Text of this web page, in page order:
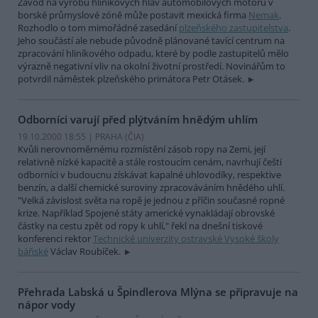
borské průmyslové zóně může postavit mexická firma Nemak.
Rozhodlo o tom mimořádné zasedání plzeňského zastupitelstva.
Jeho součástí ale nebude původně plánované tavící centrum na
zpracování hliníkového odpadu, které by podle zastupitelů mělo
výrazně negativní vliv na okolní životní prostředí. Novinářům to
potvrdil náměstek plzeňského primátora Petr Otásek.
Odborníci varují před plýtváním hnědým uhlím
19.10.2000 18:55 | PRAHA (ČIA)
Kvůli nerovnoměrnému rozmístění zásob ropy na Zemi, její
relativně nízké kapacitě a stále rostoucím cenám, navrhují čeští
odborníci v budoucnu získávat kapalné uhlovodíky, respektive
benzín, a další chemické suroviny zpracováváním hnědého uhlí.
"Velká závislost světa na ropě je jednou z příčin současné ropné
krize. Například Spojené státy americké vynakládají obrovské
částky na cestu zpět od ropy k uhlí," řekl na dnešní tiskové
konferenci rektorTechnické univerzity ostravské Vysoké školy
báňskéVáclav Roubíček.
Přehrada Labská u Špindlerova Mlýna se připravuje na
nápor vody